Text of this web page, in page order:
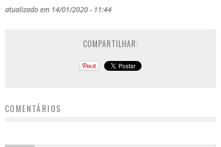
atualizado em 14/01/2020 - 11:44
COMPARTILHAR:
COMENTÁRIOS